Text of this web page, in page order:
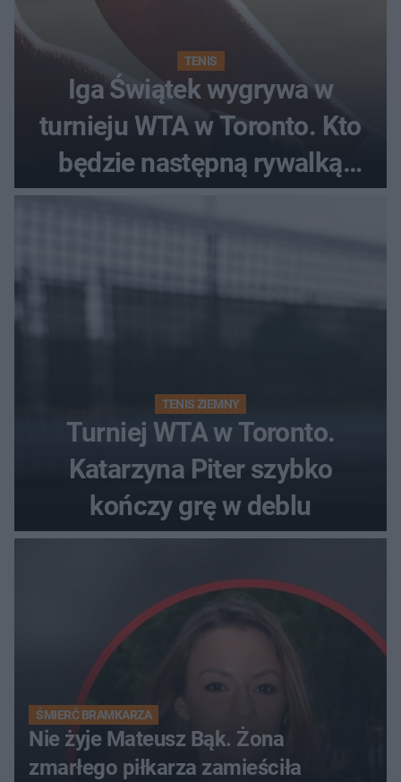
TENIS
Iga Świątek wygrywa w
turnieju WTA w Toronto. Kto
będzie następną rywalką
TENIS ZIEMNY
Turniej WTA w Toronto.
Katarzyna Piter szybko
kończy grę w deblu
ŚMIERĆ BRAMKARZA
Nie żyje Mateusz Bąk. Żona
zmarłego piłkarza zamieściła